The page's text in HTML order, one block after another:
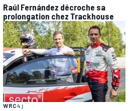
Raúl Fernández décroche sa
prolongation chez Trackhouse
WRC4 j